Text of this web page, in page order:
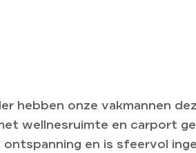
hebben onze vakmannen
wellnesruimte en carport
en is sfeervol